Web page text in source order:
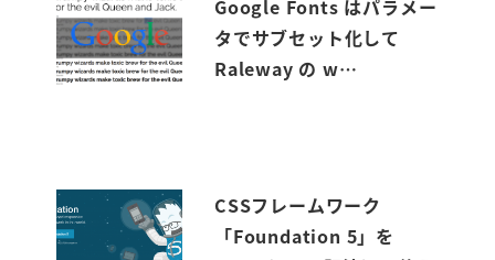
Google Fonts はパラメー
タでサブセット化して
Raleway の w…
CSSフレームワーク
「Foundation 5」を